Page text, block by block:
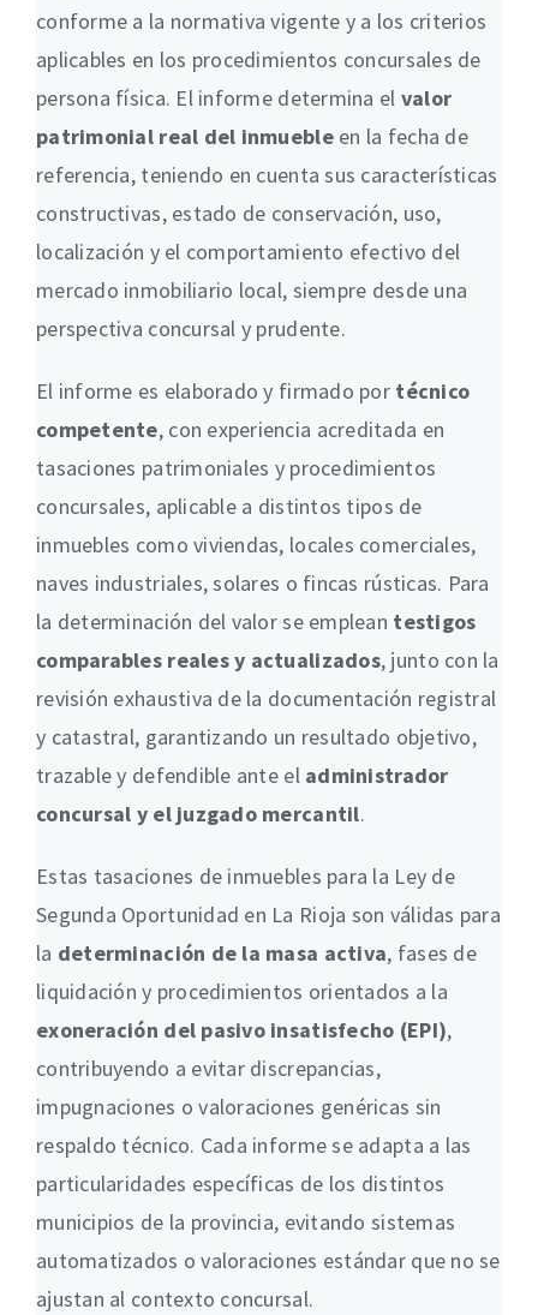
conforme a la normativa vigente y a los criterios
aplicables en los procedimientos concursales de
persona física. El informe determina el valor
patrimonial real del inmuebleen la fecha de
referencia, teniendo en cuenta sus características
constructivas, estado de conservación, uso,
localización y el comportamiento efectivo del
mercado inmobiliario local, siempre desde una
perspectiva concursal y prudente.
El informe es elaborado y firmado por técnico
competente, con experiencia acreditada en
tasaciones patrimoniales y procedimientos
concursales, aplicable a distintos tipos de
inmuebles como viviendas, locales comerciales,
naves industriales, solares o fincas rústicas. Para
la determinación del valor se emplean testigos
comparables reales y actualizados, junto con la
revisión exhaustiva de la documentación registral
y catastral, garantizando un resultado objetivo,
trazable y defendible ante el administrador
concursal y el juzgado mercantil.
Estas tasaciones de inmuebles para la Ley de
Segunda Oportunidad en La Rioja son válidas para
la determinación de la masa activa, fases de
liquidación y procedimientos orientados a la
exoneración del pasivo insatisfecho (EPI),
contribuyendo a evitar discrepancias,
impugnaciones o valoraciones genéricas sin
respaldo técnico. Cada informe se adapta a las
particularidades específicas de los distintos
municipios de la provincia, evitando sistemas
automatizados o valoraciones estándar que no se
ajustan al contexto concursal.